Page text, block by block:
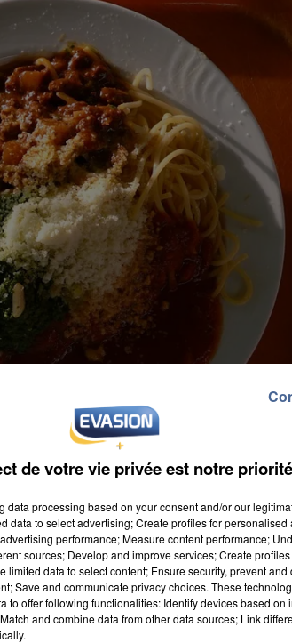
de votre vie privée est notre priorité
data processing based on your consent and/or our
data to select advertising; Create profiles for
performance; Measure content performance;
sources; Develop and improve services; Create
limited data to select content; Ensure security, prevent and
Save and communicate privacy choices. These
to offer following functionalities: Identify devices based on
and combine data from other data sources; Link